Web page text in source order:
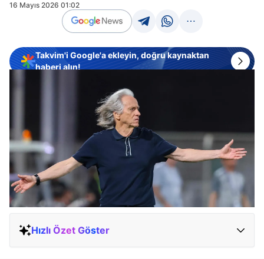
16 Mayıs 2026 01:02
Takvim'i Google'a ekleyin, doğru kaynaktan
haberi alın!
Hızlı Özet Göster